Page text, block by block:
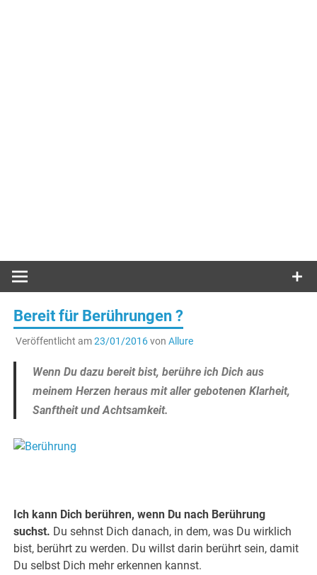
Bereit für Berührungen ?
Veröffentlicht am23/01/2016von Allure
Wenn Du dazu bereit bist, berühre ich Dich aus
meinem Herzen heraus mit aller gebotenen Klarheit,
Sanftheit und Achtsamkeit.
Ich kann Dich berühren, wenn Du nach Berührung
suchst. Du sehnst Dich danach, in dem, was Du wirklich
bist, berührt zu werden. Du willst darin berührt sein, damit
Du selbst Dich mehr erkennen kannst.